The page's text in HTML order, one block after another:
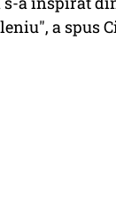
a spus